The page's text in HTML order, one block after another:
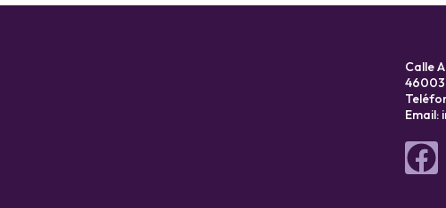
Calle
46003
Email: